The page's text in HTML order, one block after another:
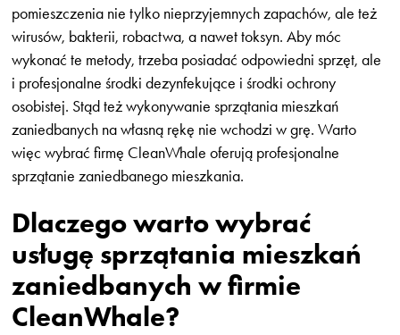
pomieszczenia nie tylko nieprzyjemnych zapachów, ale też
wirusów, bakterii, robactwa, a nawet toksyn. Aby móc
wykonać te metody, trzeba posiadać odpowiedni sprzęt, ale
i profesjonalne środki dezynfekujące i środki ochrony
osobistej. Stąd też wykonywanie sprzątania mieszkań
zaniedbanych na własną rękę nie wchodzi w grę. Warto
więc wybrać firmę CleanWhale oferują profesjonalne
sprzątanie zaniedbanego mieszkania.
Dlaczego warto wybrać
usługę sprzątania mieszkań
zaniedbanych w firmie
CleanWhale?